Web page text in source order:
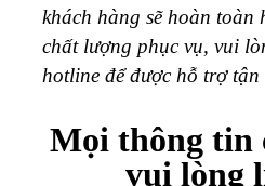
khách hàng sẽ hoàn toàn
chất lượng phục vụ, vui
hotline để được hỗ trợ
Mọi thông tin
vui lòng